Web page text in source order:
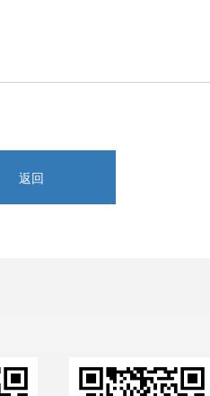
返回